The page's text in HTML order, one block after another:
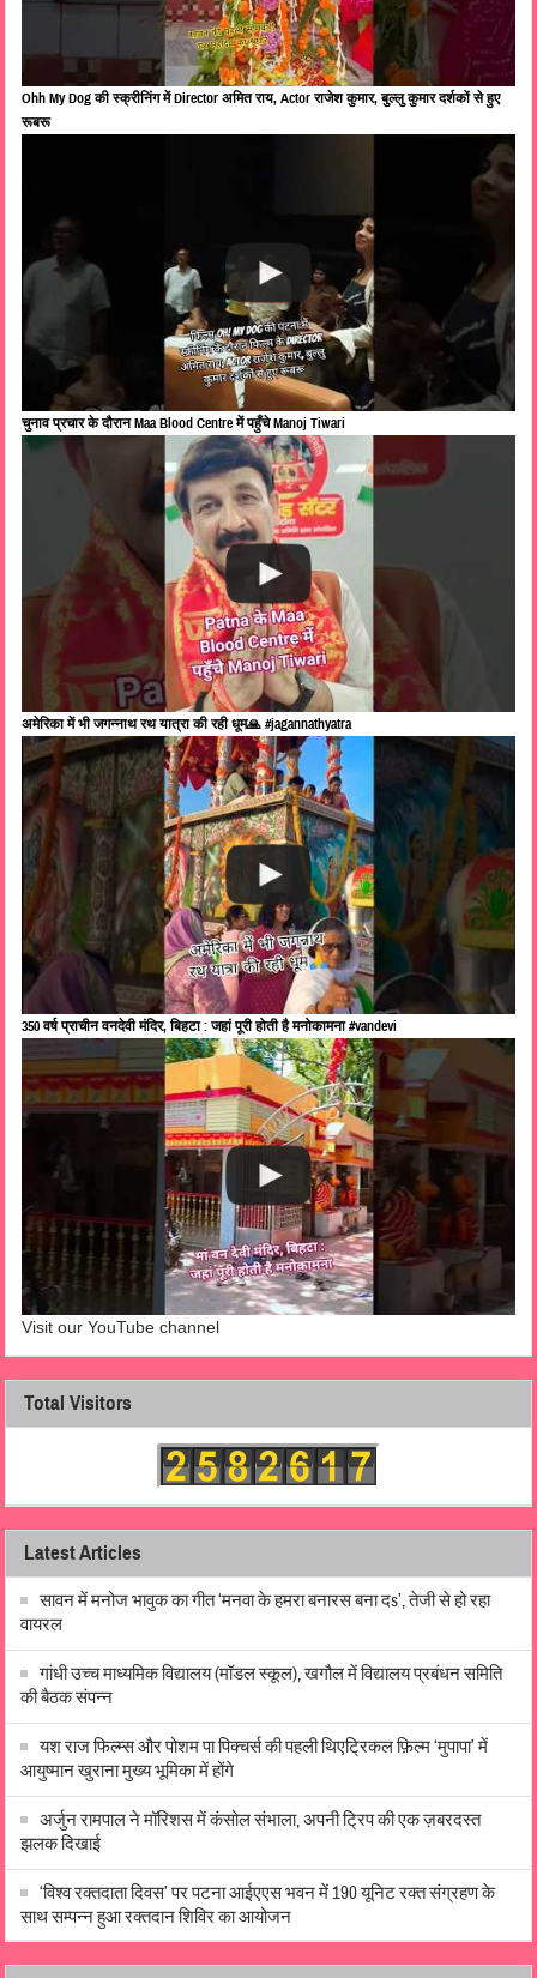
Ohh My Dog की स्क्रीनिंग में Director अमित राय, Actor राजेश कुमार, बुल्लु कुमार दर्शकों से हुए
रूबरू
चुनाव प्रचार के दौरान Maa Blood Centre में पहुँचे Manoj Tiwari
अमेरिका में भी जगन्नाथ रथ यात्रा की रही धूम🙏 #jagannathyatra
350 वर्ष प्राचीन वनदेवी मंदिर, बिहटा : जहां पूरी होती है मनोकामना #vandevi
Visit our YouTube channel
Total Visitors
Latest Articles
सावन में मनोज भावुक का गीत ‘मनवा के हमरा बनारस बना दs’, तेजी से हो रहा
वायरल
गांधी उच्च माध्यमिक विद्यालय (मॉडल स्कूल), खगौल में विद्यालय प्रबंधन समिति
की बैठक संपन्न
यश राज फिल्म्स और पोशम पा पिक्चर्स की पहली थिएट्रिकल फ़िल्म ‘मुपापा’ में
आयुष्मान खुराना मुख्य भूमिका में होंगे
अर्जुन रामपाल ने मॉरिशस में कंसोल संभाला, अपनी ट्रिप की एक ज़बरदस्त
झलक दिखाई
‘विश्व रक्तदाता दिवस’ पर पटना आईएएस भवन में 190 यूनिट रक्त संग्रहण के
साथ सम्पन्न हुआ रक्तदान शिविर का आयोजन